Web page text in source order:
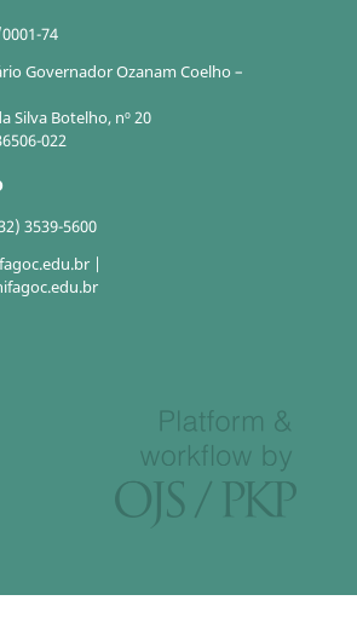
74
Governador Ozanam Coelho –
Silva Botelho, nº 20
022
3539-5600
|